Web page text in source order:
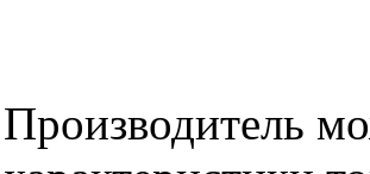
Производитель